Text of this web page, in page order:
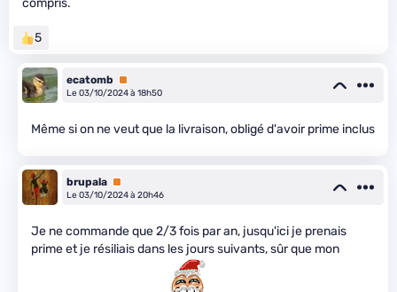
compris.
5
ecatomb
Premium
Le 03/10/2024 à 18h50
Même si on ne veut que la livraison, obligé d'avoir prime inclus
brupala Premium
Le 03/10/2024 à 20h46
Je ne commande que 2/3 fois par an, jusqu'ici je prenais
prime et je résiliais dans les jours suivants, sûr que mon